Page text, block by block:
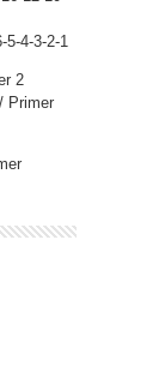
5-4-3-2-1
2
Primer